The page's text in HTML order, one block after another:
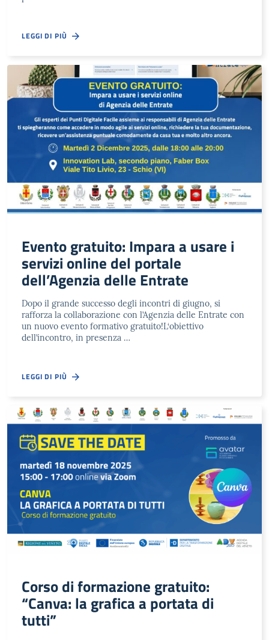
LEGGI DI PIÙ
Evento gratuito: Impara a usare i
servizi online del portale
dell’Agenzia delle Entrate
Dopo il grande successo degli incontri di giugno, si
rafforza la collaborazione con l’Agenzia delle Entrate con
un nuovo evento formativo gratuito!L‘obiettivo
dell’incontro, in presenza …
LEGGI DI PIÙ
Corso di formazione gratuito:
“Canva: la grafica a portata di
tutti”